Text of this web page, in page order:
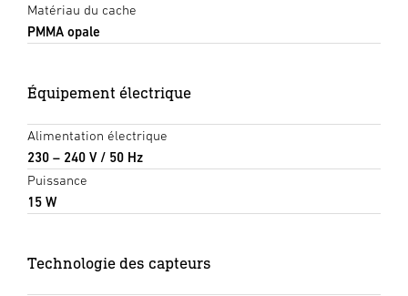
Matériau du cache
PMMA opale
Équipement électrique
Alimentation électrique
230 – 240 V / 50 Hz
Puissance
15 W
Technologie des capteurs